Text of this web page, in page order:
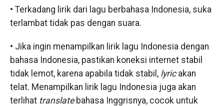
• Terkadang lirik dari lagu berbahasa Indonesia, suka
terlambat tidak pas dengan suara.
• Jika ingin menampilkan lirik lagu Indonesia dengan
bahasa Indonesia, pastikan koneksi internet stabil
tidak lemot, karena apabila tidak stabil, lyricakan
telat. Menampilkan lirik lagu Indonesia juga akan
terlihattranslatebahasa Inggrisnya, cocok untuk